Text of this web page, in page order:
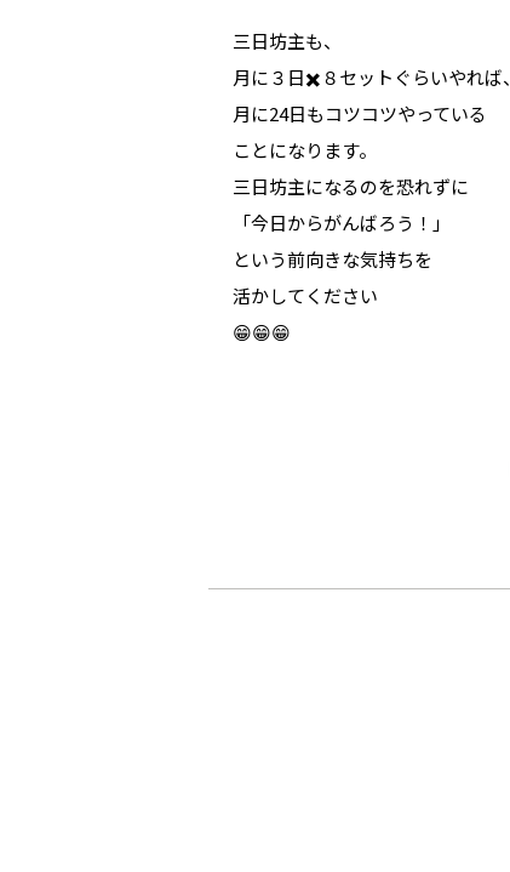
三日坊主も、
月に３日✖️８セットぐらいやれば、
月に24日もコツコツやっている
ことになります。
三日坊主になるのを恐れずに
「今日からがんばろう！」
という前向きな気持ちを
活かしてください
😁😁😁